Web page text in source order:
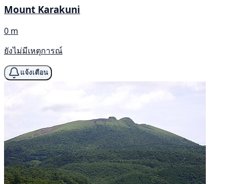
Mount Karakuni
0 m
ยังไม่มีเหตุการณ์
แจ้งเตือน